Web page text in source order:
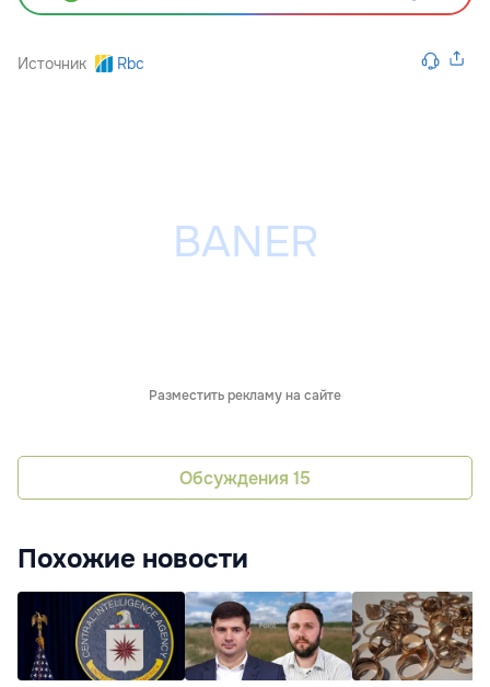
Источник Rbc
Разместить рекламу на сайте
Обсуждения 15
Похожие новости